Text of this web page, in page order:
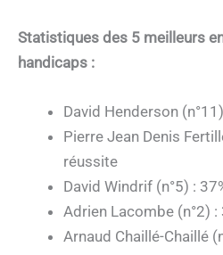
Statistiques des 5 meilleurs
handicaps :
David Henderson
Pierre Jean Denis
réussite
David Windrif (n°5) :
Adrien Lacombe (n°2)
Arnaud Chaillé-Chaillé